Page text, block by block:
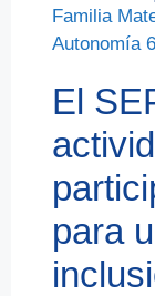
Familia
Autonomía
El
para